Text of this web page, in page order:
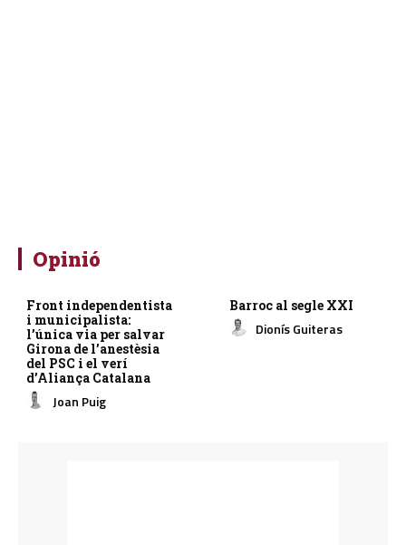
Opinió
Front independentista
i municipalista:
l’única via per salvar
Girona de l’anestèsia
del PSC i el verí
d’Aliança Catalana
Joan Puig
Barroc al segle XXI
Dionís Guiteras